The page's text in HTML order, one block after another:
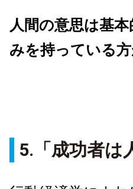
人間の意思は基
みを持っている
5.「成功者は